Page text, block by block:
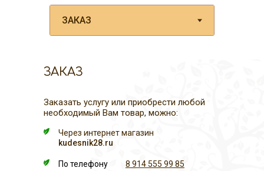
ЗАКАЗ
8 914 555 99 85
По телефону
Через интернет магазин
kudesnik28.ru
Заказать услугу или приобрести любой
необходимый Вам товар, можно: